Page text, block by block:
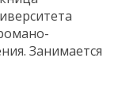
Занимается